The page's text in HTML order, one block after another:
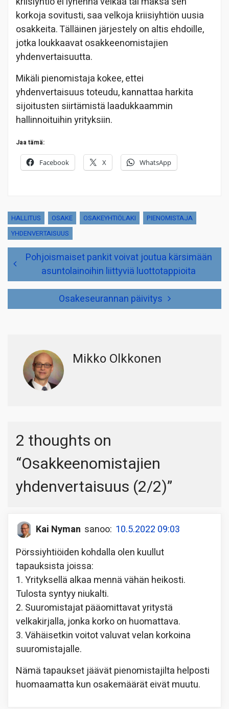
korkoja sovitusti, saa velkoja kriisiyhtiön uusia
osakkeita. Tälläinen järjestely on altis ehdoille,
jotka loukkaavat osakkeenomistajien
yhdenvertaisuutta.
Mikäli pienomistaja kokee, ettei
yhdenvertaisuus toteudu, kannattaa harkita
sijoitusten siirtämistä laadukkaammin
hallinnoituihin yrityksiin.
Jaa tämä:
Facebook X WhatsApp
HALLITUS OSAKE OSAKEYHTIÖLAKI
PIENOMISTAJA
YHDENVERTAISUUS
Artikkelien
selausPohjoismaiset pankit voivat joutua kärsimään
asuntolainoihin liittyviä luottotappioita
Osakeseurannan päivitys
Mikko Olkkonen
2 thoughts on
“Osakkeenomistajien
yhdenvertaisuus (2/2)”
Kai Nyman sanoo: 10.5.2022 09:03
Pörssiyhtiöiden kohdalla olen kuullut
tapauksista joissa:
1. Yrityksellä alkaa mennä vähän heikosti.
Tulosta syntyy niukalti.
2. Suuromistajat pääomittavat yritystä
velkakirjalla, jonka korko on huomattava.
3. Vähäisetkin voitot valuvat velan korkoina
suuromistajalle.
Nämä tapaukset jäävät pienomistajilta helposti
huomaamatta kun osakemäärät eivät muutu.